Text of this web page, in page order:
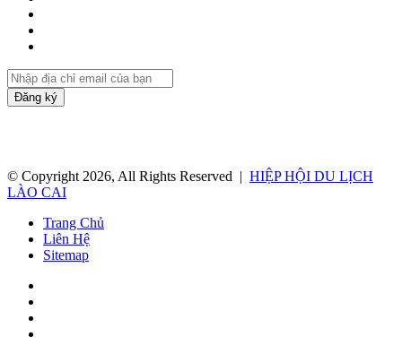
Nhập
địa
chỉ
© Copyright 2026, All Rights Reserved | HIỆP HỘI DU LỊCH
LÀO CAI
Trang Chủ
Liên Hệ
Sitemap